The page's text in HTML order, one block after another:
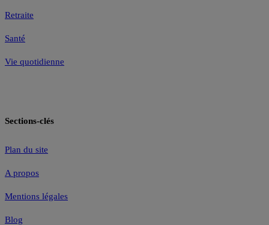
Retraite
Santé
Vie quotidienne
Sections-clés
Plan du site
A propos
Mentions légales
Blog